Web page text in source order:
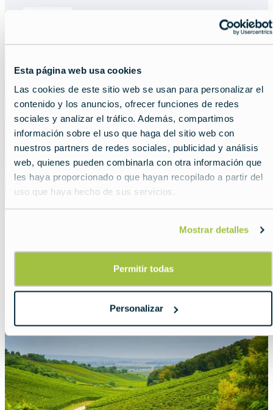
Esta página web usa cookies
Las cookies de este sitio web se usan para personalizar el
contenido y los anuncios, ofrecer funciones de redes
sociales y analizar el tráfico. Además, compartimos
información sobre el uso que haga del sitio web con
nuestros partners de redes sociales, publicidad y análisis
web, quienes pueden combinarla con otra información que
les haya proporcionado o que hayan recopilado a partir del
uso que haya hecho de sus servicios.
Mostrar detalles
Permitir todas
Personalizar
Featured
Rutas de senderismo por las
montañas de Europa
Senderos entre montañas.
Read more about:Rutas de senderismo por las
Featured
image